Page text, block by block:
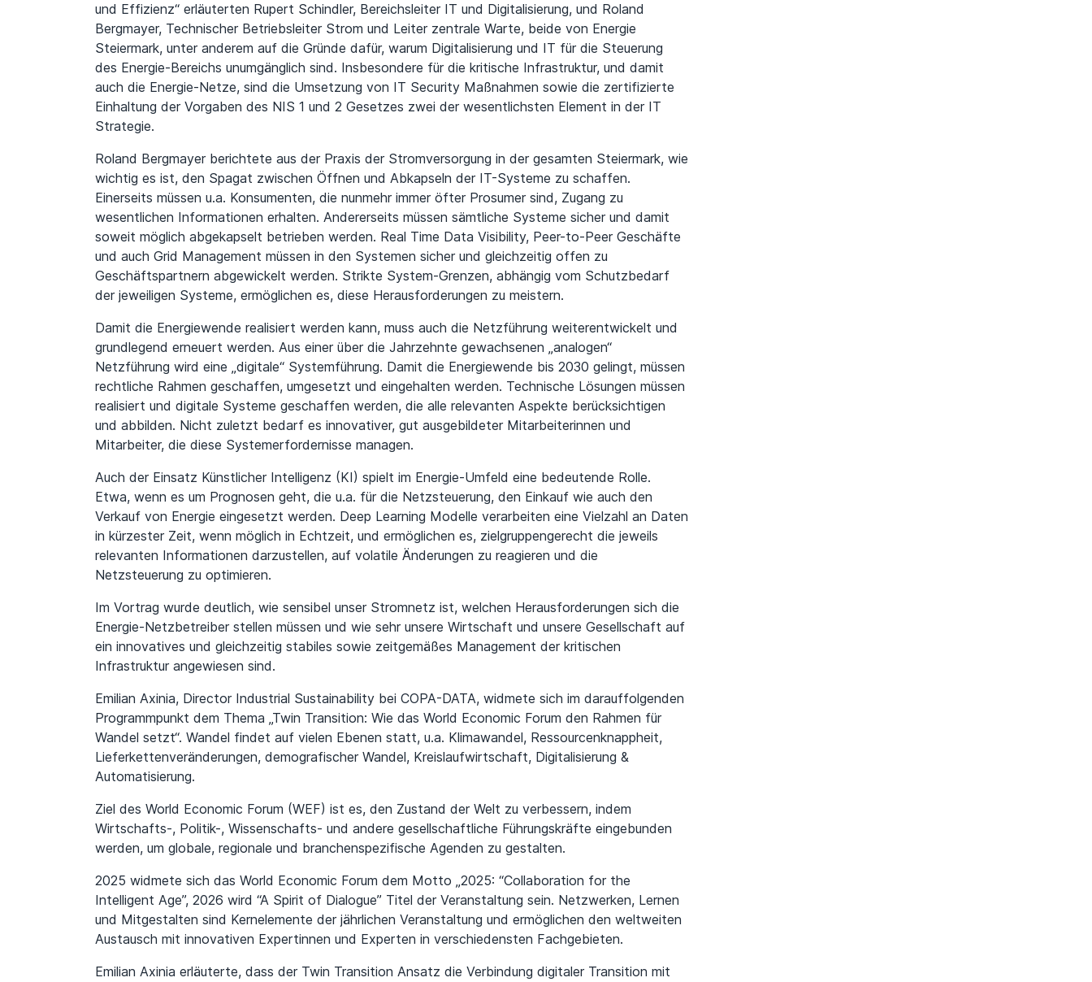
und Effizienz“ erläuterten Rupert Schindler, Bereichsleiter IT und Digitalisierung, und Roland
Bergmayer, Technischer Betriebsleiter Strom und Leiter zentrale Warte, beide von Energie
Steiermark, unter anderem auf die Gründe dafür, warum Digitalisierung und IT für die Steuerung
des Energie-Bereichs unumgänglich sind. Insbesondere für die kritische Infrastruktur, und damit
auch die Energie-Netze, sind die Umsetzung von IT Security Maßnahmen sowie die zertifizierte
Einhaltung der Vorgaben des NIS 1 und 2 Gesetzes zwei der wesentlichsten Element in der IT
Strategie.
Roland Bergmayer berichtete aus der Praxis der Stromversorgung in der gesamten Steiermark, wie
wichtig es ist, den Spagat zwischen Öffnen und Abkapseln der IT-Systeme zu schaffen.
Einerseits müssen u.a. Konsumenten, die nunmehr immer öfter Prosumer sind, Zugang zu
wesentlichen Informationen erhalten. Andererseits müssen sämtliche Systeme sicher und damit
soweit möglich abgekapselt betrieben werden. Real Time Data Visibility, Peer-to-Peer Geschäfte
und auch Grid Management müssen in den Systemen sicher und gleichzeitig offen zu
Geschäftspartnern abgewickelt werden. Strikte System-Grenzen, abhängig vom Schutzbedarf
der jeweiligen Systeme, ermöglichen es, diese Herausforderungen zu meistern.
Damit die Energiewende realisiert werden kann, muss auch die Netzführung weiterentwickelt und
grundlegend erneuert werden. Aus einer über die Jahrzehnte gewachsenen „analogen“
Netzführung wird eine „digitale“ Systemführung. Damit die Energiewende bis 2030 gelingt, müssen
rechtliche Rahmen geschaffen, umgesetzt und eingehalten werden. Technische Lösungen müssen
realisiert und digitale Systeme geschaffen werden, die alle relevanten Aspekte berücksichtigen
und abbilden. Nicht zuletzt bedarf es innovativer, gut ausgebildeter Mitarbeiterinnen und
Mitarbeiter, die diese Systemerfordernisse managen.
Auch der Einsatz Künstlicher Intelligenz (KI) spielt im Energie-Umfeld eine bedeutende Rolle.
Etwa, wenn es um Prognosen geht, die u.a. für die Netzsteuerung, den Einkauf wie auch den
Verkauf von Energie eingesetzt werden. Deep Learning Modelle verarbeiten eine Vielzahl an Daten
in kürzester Zeit, wenn möglich in Echtzeit, und ermöglichen es, zielgruppengerecht die jeweils
relevanten Informationen darzustellen, auf volatile Änderungen zu reagieren und die
Netzsteuerung zu optimieren.
Im Vortrag wurde deutlich, wie sensibel unser Stromnetz ist, welchen Herausforderungen sich die
Energie-Netzbetreiber stellen müssen und wie sehr unsere Wirtschaft und unsere Gesellschaft auf
ein innovatives und gleichzeitig stabiles sowie zeitgemäßes Management der kritischen
Infrastruktur angewiesen sind.
Emilian Axinia, Director Industrial Sustainability bei COPA-DATA, widmete sich im darauffolgenden
Programmpunkt dem Thema „Twin Transition: Wie das World Economic Forum den Rahmen für
Wandel setzt“. Wandel findet auf vielen Ebenen statt, u.a. Klimawandel, Ressourcenknappheit,
Lieferkettenveränderungen, demografischer Wandel, Kreislaufwirtschaft, Digitalisierung &
Automatisierung.
Ziel des World Economic Forum (WEF) ist es, den Zustand der Welt zu verbessern, indem
Wirtschafts-, Politik-, Wissenschafts- und andere gesellschaftliche Führungskräfte eingebunden
werden, um globale, regionale und branchenspezifische Agenden zu gestalten.
2025 widmete sich das World Economic Forum dem Motto „2025: “Collaboration for the
Intelligent Age”, 2026 wird “A Spirit of Dialogue” Titel der Veranstaltung sein. Netzwerken, Lernen
und Mitgestalten sind Kernelemente der jährlichen Veranstaltung und ermöglichen den weltweiten
Austausch mit innovativen Expertinnen und Experten in verschiedensten Fachgebieten.
Emilian Axinia erläuterte, dass der Twin Transition Ansatz die Verbindung digitaler Transition mit